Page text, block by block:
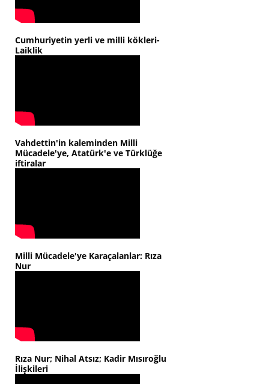
Cumhuriyetin yerli ve milli kökleri-
Laiklik
Vahdettin'in kaleminden Milli
Mücadele'ye, Atatürk'e ve Türklüğe
iftiralar
Milli Mücadele'ye Karaçalanlar: Rıza
Nur
Rıza Nur; Nihal Atsız; Kadir Mısıroğlu
İlişkileri